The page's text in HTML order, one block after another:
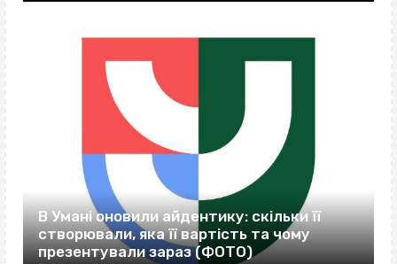
В Умані оновили айдентику: скільки її
створювали, яка її вартість та чому
презентували зараз (ФОТО)